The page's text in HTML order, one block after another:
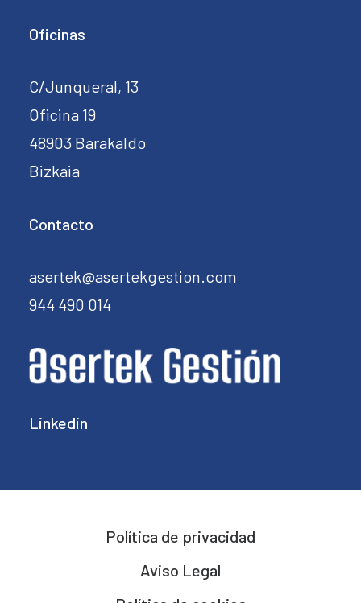
Linkedin
Oficinas
C/Junqueral, 13
Oficina 19
48903 Barakaldo
Bizkaia
Contacto
asertek@asertekgestion.com
944 490 014
Política de privacidad
Aviso Legal